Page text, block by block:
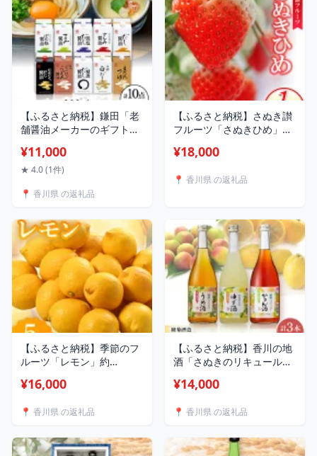
【ふるさと納税】鎌田「老
舗醤油メーカーのギフトセ
¥11,000
★ 4.0 (1件)
📍 香川県 の返礼品
【ふるさと納税】さぬき讃
フルーツ「さぬきひめ」約
順次発送】【配送不可地
¥18,000
📍 香川県 の返礼品
【ふるさと納税】季節のフ
ルーツ「レモン」約
年4月発送】_ レモン 果物
ット 旬 期間限定 美味しい
島】 【1609440】
¥16,000
📍 香川県 の返礼品
【ふるさと納税】香川の地
酒「さぬきのリキュール」
¥14,000
📍 香川県 の返礼品